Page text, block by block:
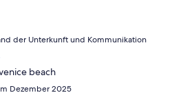
der Unterkunft und Kommunikation
beach
Dezember 2025